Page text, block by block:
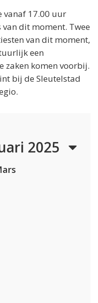
vanaf 17.00 uur
dit moment. Twee
van dit moment,
een
zaken komen voorbij.
bij de Sleutelstad
2025